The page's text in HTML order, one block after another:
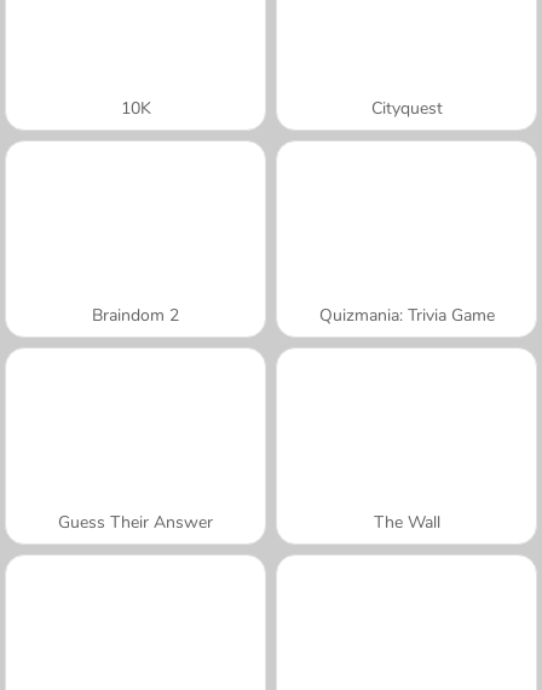
10K Cityquest
Braindom 2 Quizmania: Trivia Game
Guess Their Answer The Wall